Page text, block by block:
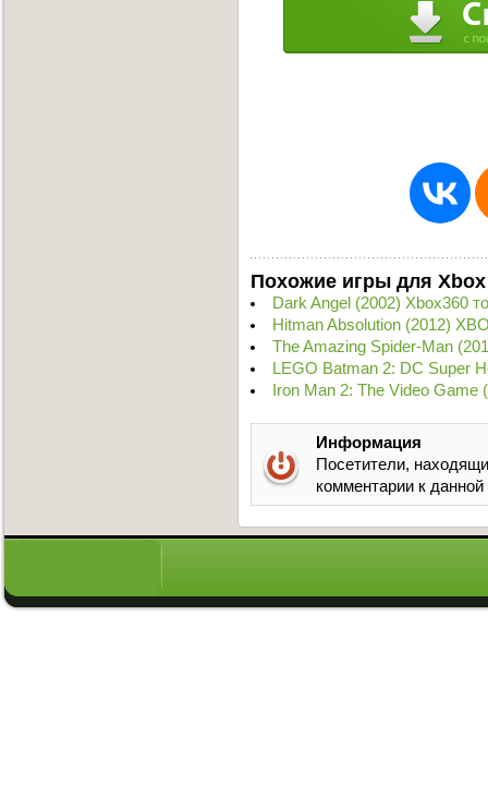
Похожие игры для Xbox
Dark Angel (2002) Xbox360
Hitman Absolution (2012)
The Amazing Spider-Man
LEGO Batman 2: DC Super
Iron Man 2: The Video Game
Информация
Посетители,
комментарии к